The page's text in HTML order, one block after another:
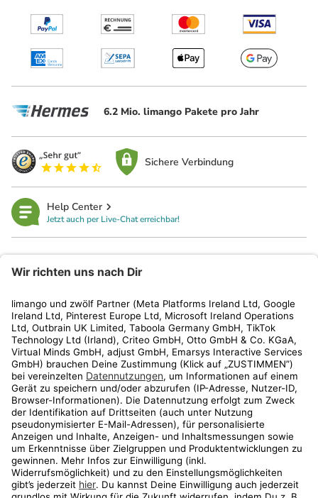
6.2 Mio. limango Pakete pro Jahr
Sichere Verbindung
Help Center
Jetzt auch per Live-Chat erreichbar!
Kundenservice
Shop
Aktionen
Travel